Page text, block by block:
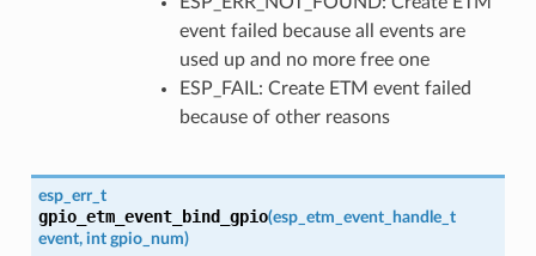
event failed because all events are
used up and no more free one
ESP_FAIL: Create ETM event failed
because of other reasons
esp_err_t
gpio_etm_event_bind_gpio(esp_etm_event_handle_t
event, int gpio_num)